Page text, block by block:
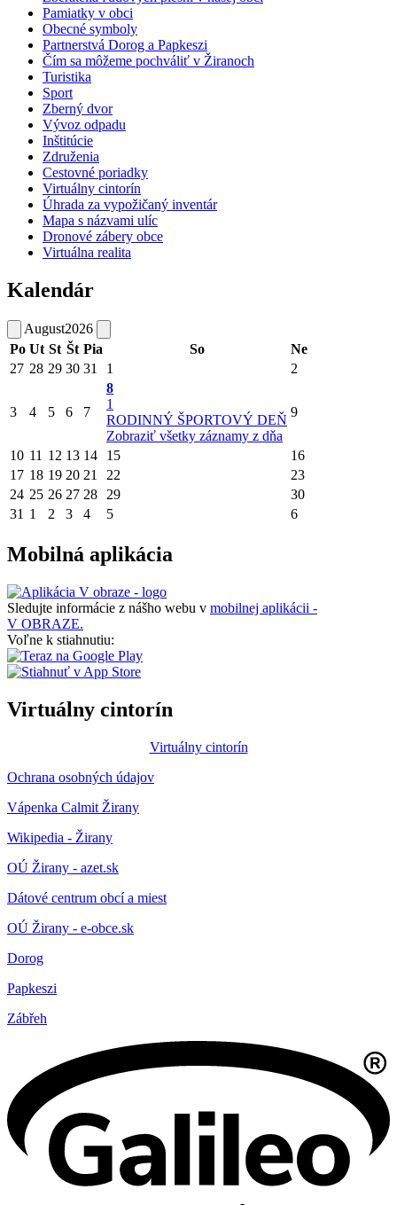
Pamiatky v obci
Obecné symboly
Partnerstvá Dorog a Papkeszi
Čím sa môžeme pochváliť v Žiranoch
Turistika
Sport
Zberný dvor
Vývoz odpadu
Inštitúcie
Združenia
Cestovné poriadky
Virtuálny cintorín
Úhrada za vypožičaný inventár
Mapa s názvami ulíc
Dronové zábery obce
Virtuálna realita
Kalendár
August2026
Po Ut St Št Pia So
Ne
27 28 29 30 31 1 2
3 4 5 6 7
8
1
RODINNÝ ŠPORTOVÝ DEŇ
Zobraziť všetky záznamy z dňa
9
10 11 12 13 14 15
16
17 18 19 20 21 22
23
24 25 26 27 28 29
30
31 1 2 3 4 5 6
Mobilná aplikácia
Sledujte informácie z nášho webu v mobilnej aplikácii -
V OBRAZE.
Voľne k stiahnutiu:
Virtuálny cintorín
Virtuálny cintorín
Ochrana osobných údajov
Vápenka Calmit Žirany
Wikipedia - Žirany
OÚ Žirany - azet.sk
Dátové centrum obcí a miest
OÚ Žirany - e-obce.sk
Dorog
Papkeszi
Zábřeh